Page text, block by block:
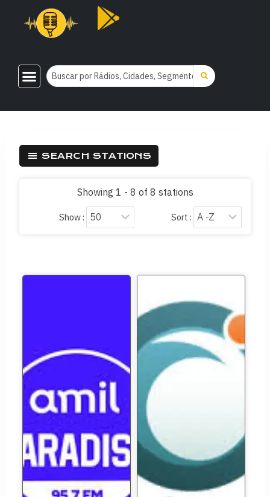
SEARCH STATIONS
Showing 1 - 8 of 8 stations
Show : Sort :